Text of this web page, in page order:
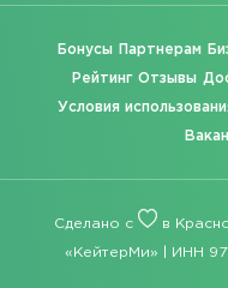
Бонусы Партнерам
Рейтинг Отзывы
Условия
Сделано с в
«КейтерМи» | ИНН